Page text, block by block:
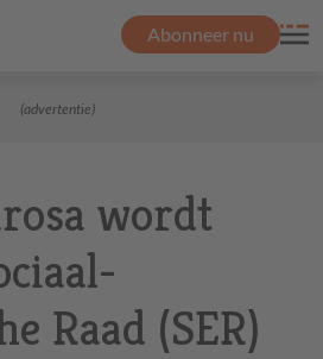
Abonneer nu
(advertentie)
wordt
Raad (SER)